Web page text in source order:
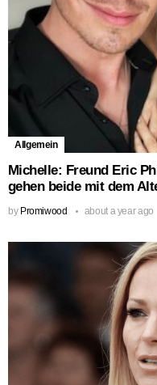
Allgemein
Michelle: Freund Eric
gehen beide mit dem
by Promiwood about a year ago